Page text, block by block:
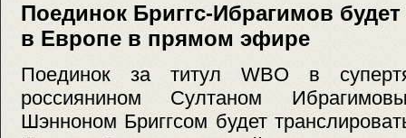
Поединок Бриггс-Ибрагимов
в Европе в прямом эфире
Поединок за титул WBO в
россиянином Султаном
Шэнноном Бриггсом будет